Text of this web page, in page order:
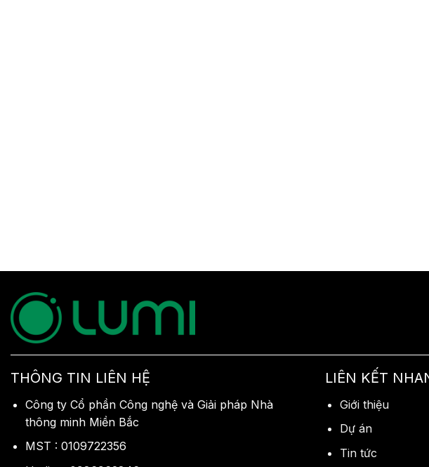
THÔNG TIN LIÊN HỆ
Công ty Cổ phần Công nghệ và Giải pháp Nhà
thông minh Miền Bắc
MST : 0109722356
LIÊN KẾT
Giới thiệu
Dự án
Tin tức